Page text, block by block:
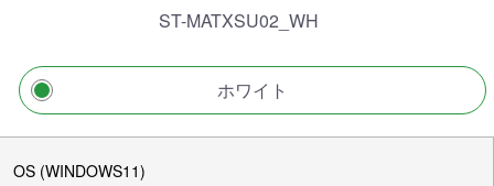
ST-MATXSU02_WH
ホワイト
OS (WINDOWS11)